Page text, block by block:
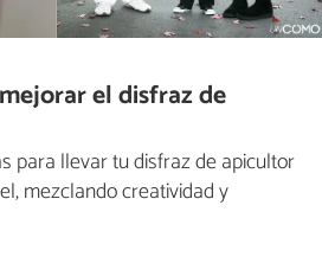
el disfraz de
para llevar tu disfraz de apicultor
mezclando creatividad y